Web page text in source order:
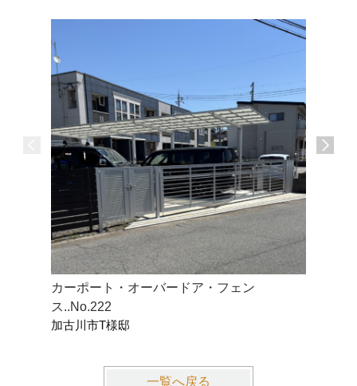
カーポート・オーバードア・フェン
ス..No.222
加古川市T様邸
一覧へ戻る